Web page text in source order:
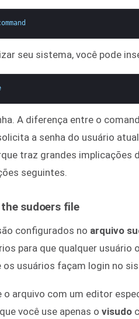
seu sistema, você pode
A diferença entre o
a senha do usuário
traz grandes implicações
seguintes.
sudoers file
configurados no arquivo
para que qualquer
os usuários façam login no
o arquivo com um editor
você use apenas o visudo